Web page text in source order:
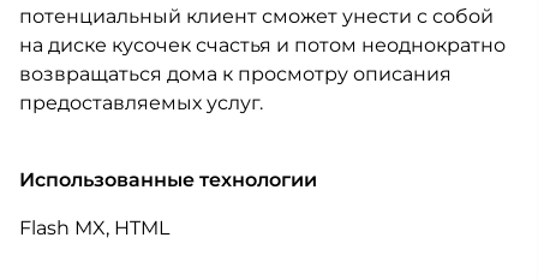
потенциальный клиент сможет унести с собой
на диске кусочек счастья и потом неоднократно
возвращаться дома к просмотру описания
предоставляемых услуг.
Использованные технологии
Flash MX, HTML